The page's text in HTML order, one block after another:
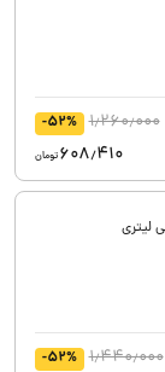
1٫260٫000 -52%
608٫410تومان
1٫440٫000 -52%